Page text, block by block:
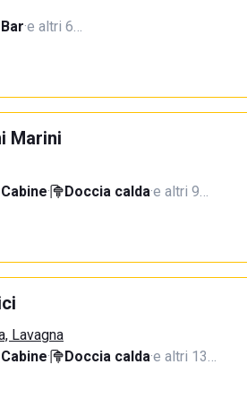
Bar·e altri 6…
Marini
Cabine· Doccia calda·e altri 9…
Lavagna
Cabine· Doccia calda·e altri 13…